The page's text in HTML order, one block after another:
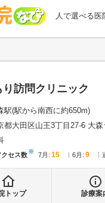
人で選べる医
病院なび
り訪問クリニック
駅(駅から南西に約650m)
都大田区山王3丁目27-6 大
クセス数※ 7月 : 15 6月 : 9
トップ 診療案